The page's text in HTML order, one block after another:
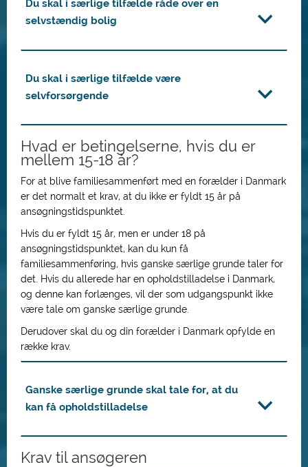
Du skal i særlige tilfælde råde over en
selvstændig bolig
Du skal i særlige tilfælde være
selvforsørgende
Hvad er betingelserne, hvis du er
mellem 15-18 år?
For at blive familiesammenført med en forælder i Danmark
er det normalt et krav, at du ikke er fyldt 15 år på
ansøgningstidspunktet.
Hvis du er fyldt 15 år, men er under 18 på
ansøgningstidspunktet, kan du kun få
familiesammenføring, hvis ganske særlige grunde taler for
det. Hvis du allerede har en opholdstilladelse i Danmark,
og denne kan forlænges, vil der som udgangspunkt ikke
være tale om ganske særlige grunde.
Derudover skal du og din forælder i Danmark opfylde en
række krav.
Ganske særlige grunde skal tale for, at du
kan få opholdstilladelse
Krav til ansøgeren